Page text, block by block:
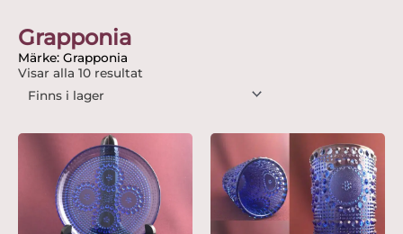
Grapponia
Märke: Grapponia
Visar alla 10 resultat